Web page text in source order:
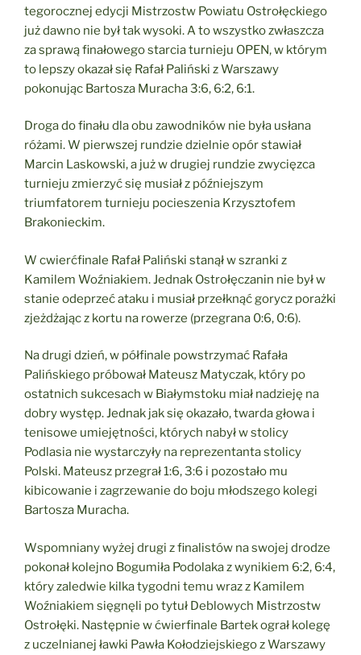
tegorocznej edycji Mistrzostw Powiatu Ostrołęckiego
już dawno nie był tak wysoki. A to wszystko zwłaszcza
za sprawą finałowego starcia turnieju OPEN, w którym
to lepszy okazał się Rafał Paliński z Warszawy
pokonując Bartosza Muracha 3:6, 6:2, 6:1.
Droga do finału dla obu zawodników nie była usłana
różami. W pierwszej rundzie dzielnie opór stawiał
Marcin Laskowski, a już w drugiej rundzie zwycięzca
turnieju zmierzyć się musiał z późniejszym
triumfatorem turnieju pocieszenia Krzysztofem
Brakonieckim.
W cwierćfinale Rafał Paliński stanął w szranki z
Kamilem Woźniakiem. Jednak Ostrołęczanin nie był w
stanie odeprzeć ataku i musiał przełknąć gorycz porażki
zjeżdżając z kortu na rowerze (przegrana 0:6, 0:6).
Na drugi dzień, w półfinale powstrzymać Rafała
Palińskiego próbował Mateusz Matyczak, który po
ostatnich sukcesach w Białymstoku miał nadzieję na
dobry występ. Jednak jak się okazało, twarda głowa i
tenisowe umiejętności, których nabył w stolicy
Podlasia nie wystarczyły na reprezentanta stolicy
Polski. Mateusz przegrał 1:6, 3:6 i pozostało mu
kibicowanie i zagrzewanie do boju młodszego kolegi
Bartosza Muracha.
Wspomniany wyżej drugi z finalistów na swojej drodze
pokonał kolejno Bogumiła Podolaka z wynikiem 6:2, 6:4,
który zaledwie kilka tygodni temu wraz z Kamilem
Woźniakiem sięgnęli po tytuł Deblowych Mistrzostw
Ostrołęki. Następnie w ćwierfinale Bartek ograł kolegę
z uczelnianej ławki Pawła Kołodziejskiego z Warszawy